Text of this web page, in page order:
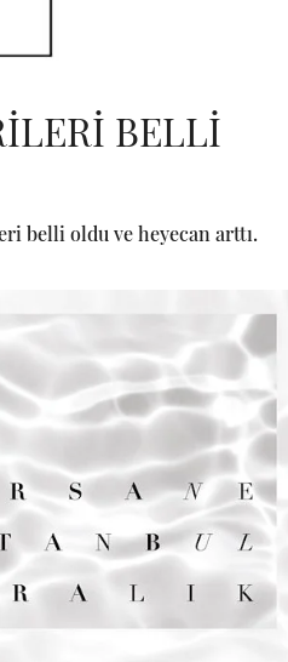
BELLİ
belli oldu ve heyecan arttı.